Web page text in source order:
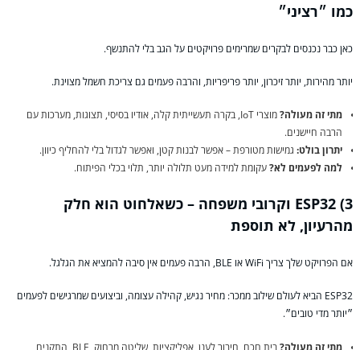
כמו ״רציני״
כאן כבר נכנסים לבקרים שמרימים פרויקטים על הגב בלי להתנשף.
יותר מהירות, יותר זיכרון, יותר פריפריות, והרבה פעמים גם צריכת חשמל מצוינת.
מתי זה מעולה?
מוצרי IoT, בקרה תעשייתית קלה, אודיו בסיסי, תצוגות, מערכות עם
הרבה חיישנים.
יתרון בולט: גמישות מטורפת – אפשר לבנות קטן, ואפשר לגדול בלי להחליף כיוון.
למה לפעמים לא?עקומת למידה מעט תלולה יותר, תלוי בכלי הפיתוח.
3) ESP32 וקרובי משפחה – כשאלחוט הוא חלק
מהרעיון, לא תוספת
אם הפרויקט שלך צריך WiFi או BLE, הרבה פעמים אין סיבה להמציא את הגלגל.
ESP32 הביא לעולם שילוב ממכר: מחיר נגיש, קהילה עצומה, וביצועים שמרגישים לפעמים
״יותר מדי טובים״.
מתי זה מעולה? בית חכם, חיבור לענן, אפליקציות, שליטה מרחוק, BLE, התקנים